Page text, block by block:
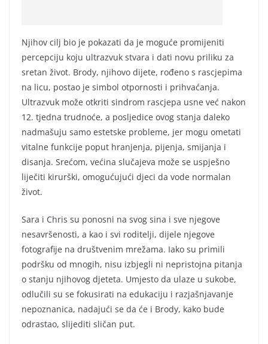
Njihov cilj bio je pokazati da je moguće promijeniti
percepciju koju ultrazvuk stvara i dati novu priliku za
sretan život. Brody, njihovo dijete, rođeno s rascjepima
na licu, postao je simbol otpornosti i prihvaćanja.
Ultrazvuk može otkriti sindrom rascjepa usne već nakon
12. tjedna trudnoće, a posljedice ovog stanja daleko
nadmašuju samo estetske probleme, jer mogu ometati
vitalne funkcije poput hranjenja, pijenja, smijanja i
disanja. Srećom, većina slučajeva može se uspješno
liječiti kirurški, omogućujući djeci da vode normalan
život.
Sara i Chris su ponosni na svog sina i sve njegove
nesavršenosti, a kao i svi roditelji, dijele njegove
fotografije na društvenim mrežama. Iako su primili
podršku od mnogih, nisu izbjegli ni nepristojna pitanja
o stanju njihovog djeteta. Umjesto da ulaze u sukobe,
odlučili su se fokusirati na edukaciju i razjašnjavanje
nepoznanica, nadajući se da će i Brody, kako bude
odrastao, slijediti sličan put.